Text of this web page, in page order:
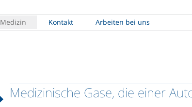
Medizin Kontakt Arbeiten bei uns
Medizinische Gase, die einer